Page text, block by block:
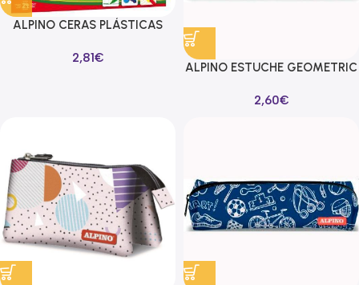
ALPINO CERAS PLÁSTICAS
MANCHAN ESTUCHE DE 24
2,81€
ALPINO ESTUCHE GEOMETRIC
MULTICOLOR
2,60€